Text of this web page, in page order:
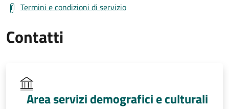
Termini e condizioni di servizio
Contatti
Area servizi demografici e culturali